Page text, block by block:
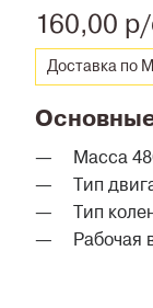
160,00
Доставка по
Масса
Тип
Тип
Рабочая